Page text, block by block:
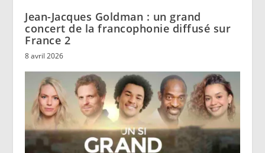
Jean-Jacques Goldman : un grand
concert de la francophonie diffusé sur
France 2
8 avril 2026